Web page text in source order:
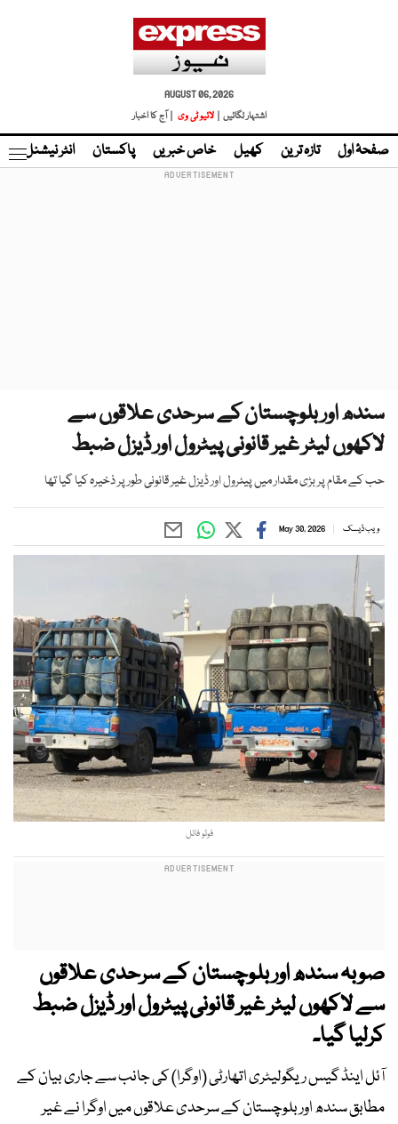
AUGUST 06, 2026
اشتہار لگائیں |
لائیو ٹی وی | آج کا اخبار
صفحۂ اول تازہ ترین کھیل خاص خبریں پاکستان انٹر نیشنل
سندھ اور بلوچستان کے سرحدی علاقوں سے
لاکھوں لیٹر غیر قانونی پیٹرول اور ڈیزل ضبط
حب کے مقام پر بڑی مقدار میں پیٹرول اور ڈیزل غیر قانونی طور پر ذخیرہ کیا گیا تھا
ویب ڈیسک May 30, 2026
فوٹو فائل
صوبہ سندھ اور بلوچستان کے سرحدی علاقوں
سے لاکھوں لیٹر غیر قانونی پیٹرول اور ڈیزل ضبط
کرلیا گیا۔
آئل اینڈ گیس ریگولیٹری اتھارٹی (اوگرا) کی جانب سے جاری بیان کے
مطابق سندھ اور بلوچستان کے سرحدی علاقوں میں اوگرا نے غیر